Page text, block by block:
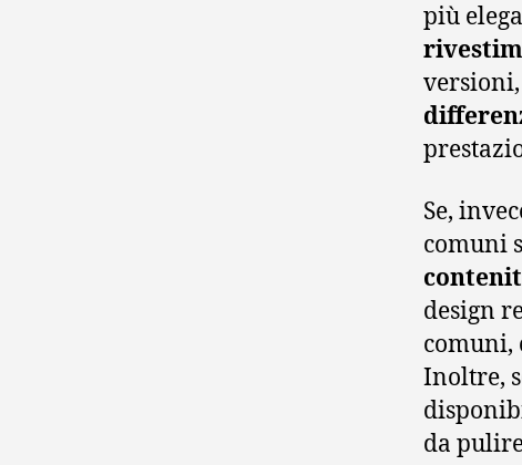
più
Se,
comuni
design
comuni,
Inoltre,
da